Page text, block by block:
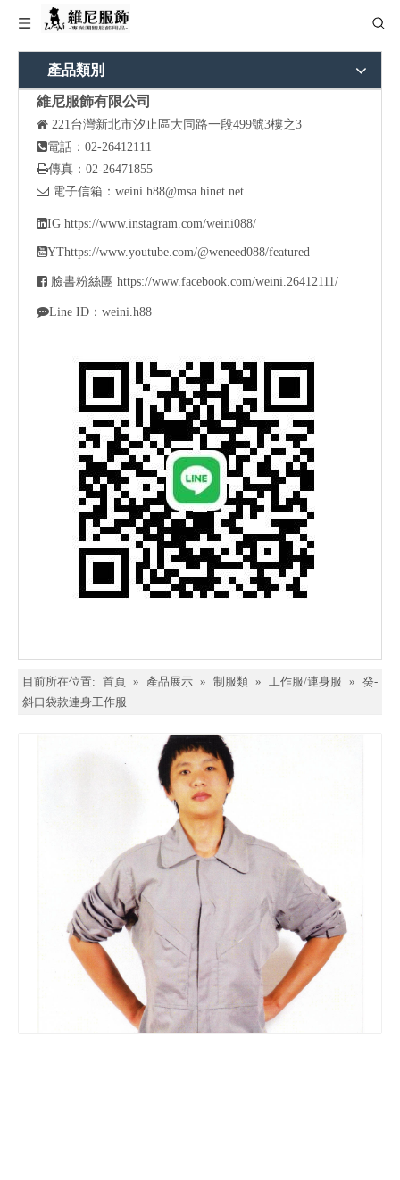
產品類別
維尼服飾有限公司
 221台灣新北市汐止區大同路一段499號3樓之3
電話：02-26412111
傳真：02-26471855
 電子信箱： weini.h88@msa.hinet.net
IG https://www.instagram.com/weini088/
YThttps://www.youtube.com/@weneed088/featured
 臉書粉絲團 https://www.facebook.com/weini.26412111/
Line ID：weini.h88
目前所在位置: 首頁 » 產品展示 » 制服類 » 工作服/連身服 » 癸-
斜口袋款連身工作服